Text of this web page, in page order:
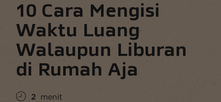
10 Cara Mengisi
Waktu Luang
Walaupun Liburan
di Rumah Aja
2 menit